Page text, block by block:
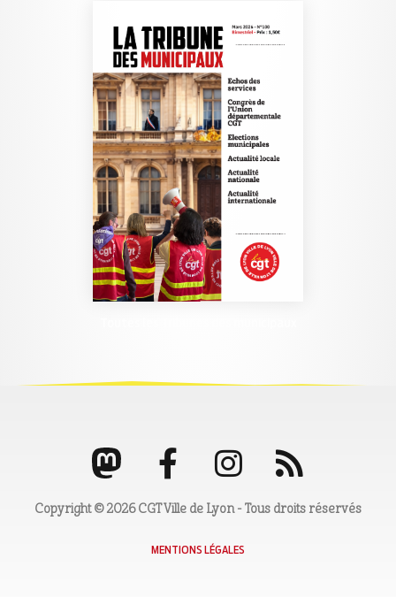
Copyright © 2026 CGT Ville de Lyon - Tous droits réservés
MENTIONS LÉGALES